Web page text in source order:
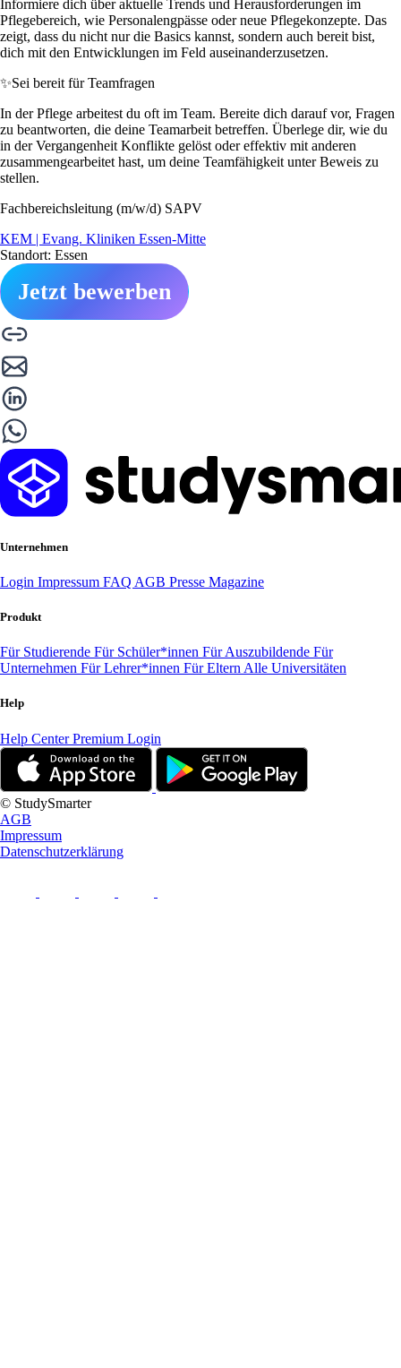
Informiere dich über aktuelle Trends und Herausforderungen im
Pflegebereich, wie Personalengpässe oder neue Pflegekonzepte. Das
zeigt, dass du nicht nur die Basics kannst, sondern auch bereit bist,
dich mit den Entwicklungen im Feld auseinanderzusetzen.
✨Sei bereit für Teamfragen
In der Pflege arbeitest du oft im Team. Bereite dich darauf vor, Fragen
zu beantworten, die deine Teamarbeit betreffen. Überlege dir, wie du
in der Vergangenheit Konflikte gelöst oder effektiv mit anderen
zusammengearbeitet hast, um deine Teamfähigkeit unter Beweis zu
stellen.
Fachbereichsleitung (m/w/d) SAPV
KEM | Evang. Kliniken Essen-Mitte
Standort: Essen
Jetzt bewerben
Unternehmen
Login Impressum FAQ AGB Presse Magazine
Produkt
Für Studierende Für Schüler*innen Für Auszubildende Für
Unternehmen Für Lehrer*innen Für Eltern Alle Universitäten
Help
Help CenterPremium Login
© StudySmarter
AGB
Impressum
Datenschutzerklärung